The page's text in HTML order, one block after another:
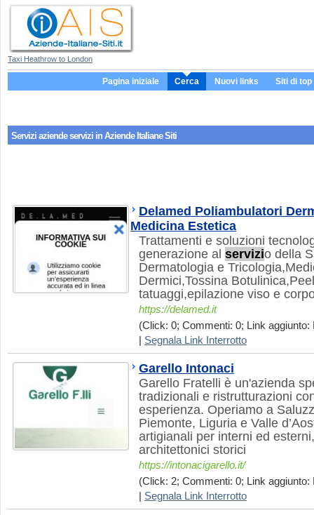
Taxi Heathrow to London
Pagina iniziale Cerca Nuovi links Siti di top
Servizi aziendeservizi in Aziende Italiane Siti
Delamed Poliambulatori
Medicina Estetica
Trattamenti e soluzioni
generazione al servizio della
Dermatologia e
Dermici,Tossina
tatuaggi,epilazione viso e
https://delamed.it
(Click: 0; Commenti: 0; Link aggiunto:
Segnala Link Interrotto
Garello Intonaci
Garello Fratelli è un'azienda
tradizionali e ristrutturazioni
esperienza. Operiamo a
Piemonte, Liguria e Valle
artigianali per interni ed
architettonici storici
https://intonacigarello.it/
(Click: 2; Commenti: 0; Link aggiunto:
Segnala Link Interrotto